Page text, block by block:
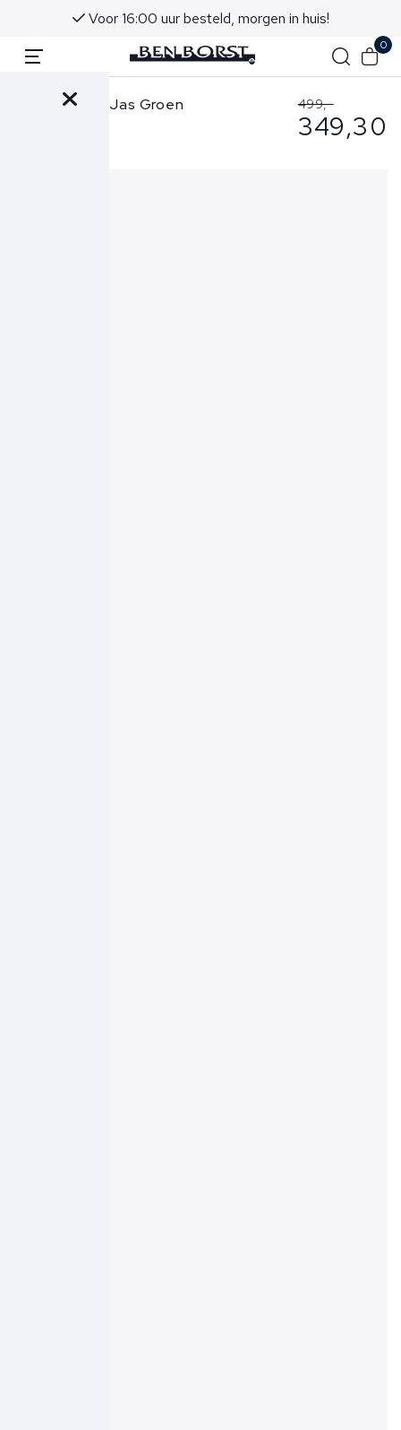
Voor 16:00 uur besteld, morgen in huis!
0
Ralph Lauren Jas Groen 499,-
349,30